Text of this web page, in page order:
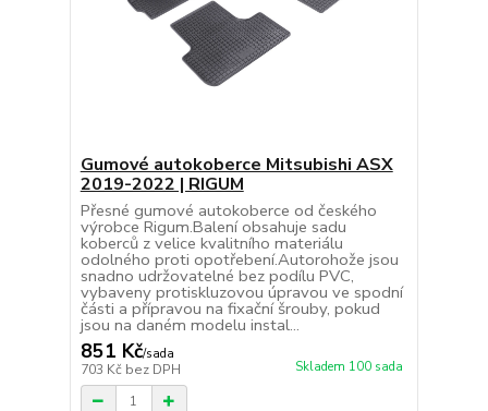
Gumové autokoberce Mitsubishi ASX
2019-2022 | RIGUM
Přesné gumové autokoberce od českého
výrobce Rigum.Balení obsahuje sadu
koberců z velice kvalitního materiálu
odolného proti opotřebení.Autorohože jsou
snadno udržovatelné bez podílu PVC,
vybaveny protiskluzovou úpravou ve spodní
části a přípravou na fixační šrouby, pokud
jsou na daném modelu instal...
851 Kč/sada
703 Kč bez DPH Skladem 100 sada